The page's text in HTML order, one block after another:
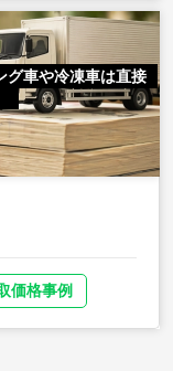
グ車や冷凍車は直接
価格事例